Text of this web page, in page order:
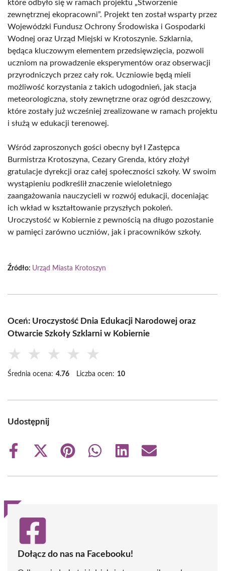
które odbyło się w ramach projektu „Stworzenie
zewnętrznej ekopracowni”. Projekt ten został wsparty przez
Wojewódzki Fundusz Ochrony Środowiska i Gospodarki
Wodnej oraz Urząd Miejski w Krotoszynie. Szklarnia,
będąca kluczowym elementem przedsięwzięcia, pozwoli
uczniom na prowadzenie eksperymentów oraz obserwacji
przyrodniczych przez cały rok. Uczniowie będą mieli
możliwość korzystania z takich udogodnień, jak stacja
meteorologiczna, stoły zewnętrzne oraz ogród deszczowy,
które zostały już wcześniej zrealizowane w ramach projektu
i służą w edukacji terenowej.
Wśród zaproszonych gości obecny był I Zastępca
Burmistrza Krotoszyna, Cezary Grenda, który złożył
gratulacje dyrekcji oraz całej społeczności szkoły. W swoim
wystąpieniu podkreślił znaczenie wieloletniego
zaangażowania nauczycieli w rozwój edukacji, doceniając
ich wkład w kształtowanie przyszłych pokoleń.
Uroczystość w Kobiernie z pewnością na długo pozostanie
w pamięci zarówno uczniów, jak i pracowników szkoły.
Źródło: Urząd Miasta Krotoszyn
Oceń: Uroczystość Dnia Edukacji Narodowej oraz
Otwarcie Szkoły Szklarni w Kobiernie
★ ★ ★ ★ ★
Średnia ocena: 4.76 Liczba ocen: 10
Udostępnij
Share
Share
(Twitter)
Share
Share
Share
Share
Dołącz do nas na Facebooku!